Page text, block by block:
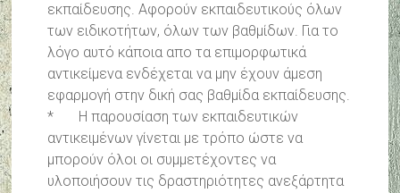
εκπαίδευσης. Αφορούν εκπαιδευτικούς όλων
των ειδικοτήτων, όλων των βαθμίδων. Για το
λόγο αυτό κάποια απο τα επιμορφωτικά
αντικείμενα ενδέχεται να μην έχουν άμεση
εφαρμογή στην δική σας βαθμίδα εκπαίδευσης.
* Η παρουσίαση των εκπαιδευτικών
αντικειμένων γίνεται με τρόπο ώστε να
μπορούν όλοι οι συμμετέχοντες να
υλοποιήσουν τις δραστηριότητες ανεξάρτητα